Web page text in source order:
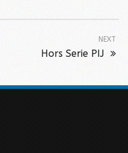
NEXT
Hors Serie PIJ